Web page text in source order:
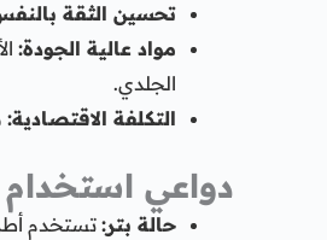
تحسين الثقة
مواد عالية الجودة:
الجلدي.
التكلفة الاقتصادية:
دواعي
حالة بتر:تستخدم